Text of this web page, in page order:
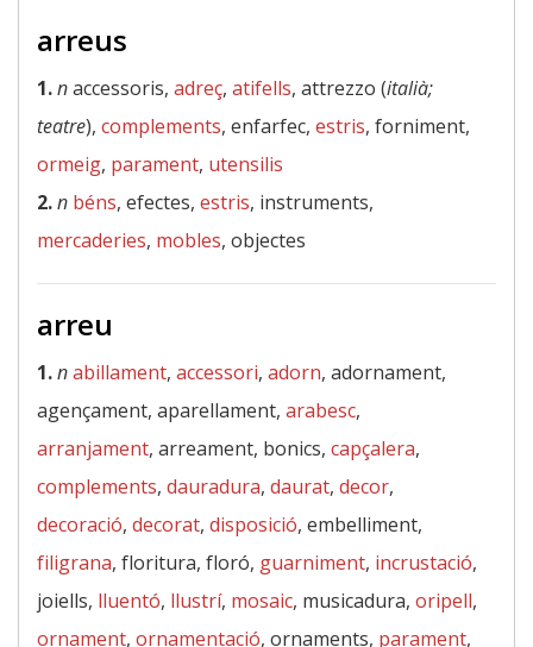
arreus
1.naccessoris, adreç, atifells, attrezzo (italià;
teatre), complements, enfarfec, estris, forniment,
ormeig, parament, utensilis
2.n béns, efectes, estris, instruments,
mercaderies, mobles, objectes
arreu
1.nabillament, accessori, adorn, adornament,
agençament, aparellament, arabesc,
arranjament, arreament, bonics, capçalera,
complements, dauradura, daurat, decor,
decoració, decorat, disposició, embelliment,
filigrana, floritura, floró, guarniment, incrustació,
joiells, lluentó, llustrí, mosaic, musicadura, oripell,
ornament, ornamentació, ornaments, parament,